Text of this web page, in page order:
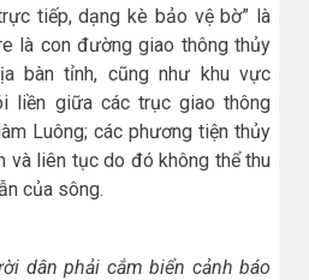
tiếp, dạng kè bảo vệ bờ” là
là con đường giao thông thủy
bàn tỉnh, cũng như khu vực
liền giữa các trục giao thông
Luông; các phương tiện thủy
và liên tục do đó không thể thu
của sông.
dân phải cắm biển cảnh báo